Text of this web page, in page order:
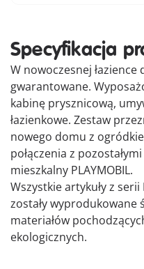
Specyfikacja
W nowoczesnej
gwarantowane.
kabinę prysznicową,
łazienkowe. Zestaw
nowego domu z
połączenia z
mieszkalny PLAYMOBIL.
Wszystkie artykuły z
zostały wyprodukowane
materiałów
ekologicznych.